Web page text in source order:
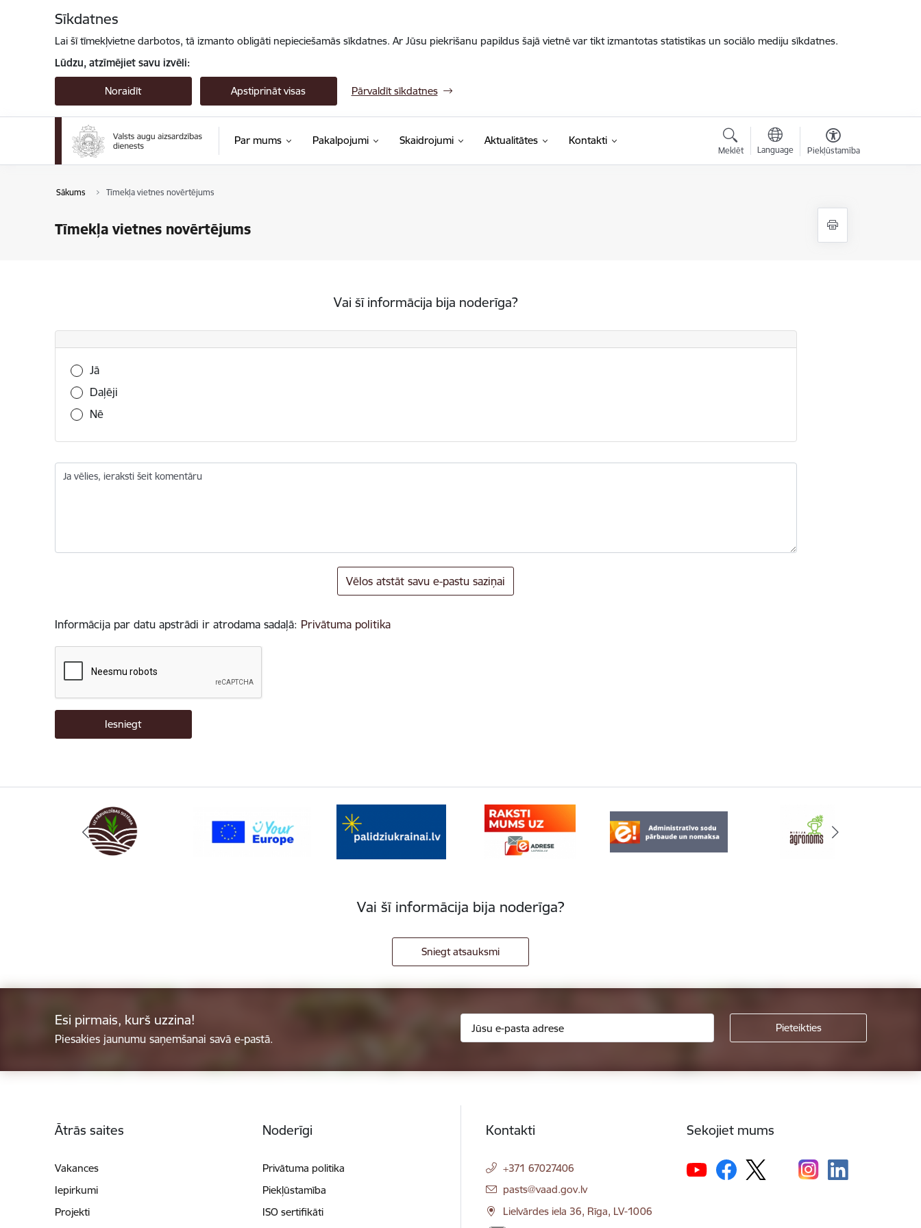
Sīkdatnes
Lai šī tīmekļvietne darbotos, tā izmanto obligāti nepieciešamās sīkdatnes. Ar Jūsu piekrišanu papildus šajā vietnē var tikt izmantotas statistikas un sociālo mediju sīkdatnes.
Lūdzu, atzīmējiet savu izvēli:
Noraidīt Apstiprināt visas Pārvaldīt sīkdatnes
Par mums Pakalpojumi Skaidrojumi Aktualitātes Kontakti
Meklēt Language Piekļūstamība
Sākums Tīmekļa vietnes novērtējums
Tīmekļa vietnes novērtējums
Vai šī informācija bija noderīga?
Vai šī informācija bija noderīga?
Jā
Daļēji
Nē
Ja vēlies, ieraksti šeit komentāru
Vēlos atstāt savu e-pastu saziņai
Informācija par datu apstrādi ir atrodama sadaļā: Privātuma politika
Vai šī informācija bija noderīga?
Sniegt atsauksmi
Esi pirmais, kurš uzzina!
Piesakies jaunumu saņemšanai savā e-pastā.
Ātrās saites
Vakances
Iepirkumi
Projekti
Noderīgi
Privātuma politika
Piekļūstamība
ISO sertifikāti
Kontakti
+371 67027406
E-pasts:
pasts@vaad.gov.lv
Lielvārdes iela 36, Rīga, LV-1006
Sekojiet mums